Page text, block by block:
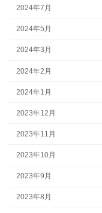
2024年7月
2024年5月
2024年3月
2024年2月
2024年1月
2023年12月
2023年11月
2023年10月
2023年9月
2023年8月